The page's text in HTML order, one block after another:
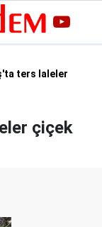
ters laleler
çiçek